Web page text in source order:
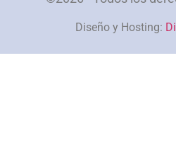
Diseño y Hosting: